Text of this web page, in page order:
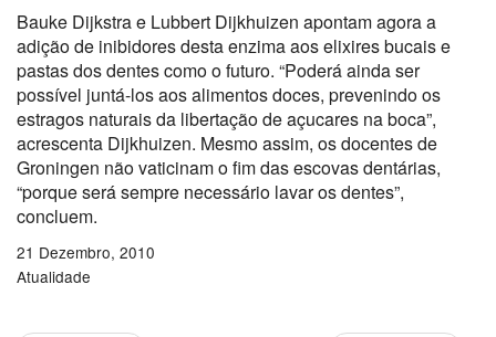
Bauke Dijkstra e Lubbert Dijkhuizen apontam agora a
adição de inibidores desta enzima aos elixires bucais e
pastas dos dentes como o futuro. “Poderá ainda ser
possível juntá-los aos alimentos doces, prevenindo os
estragos naturais da libertação de açucares na boca”,
acrescenta Dijkhuizen. Mesmo assim, os docentes de
Groningen não vaticinam o fim das escovas dentárias,
“porque será sempre necessário lavar os dentes”,
concluem.
21 Dezembro, 2010
Atualidade